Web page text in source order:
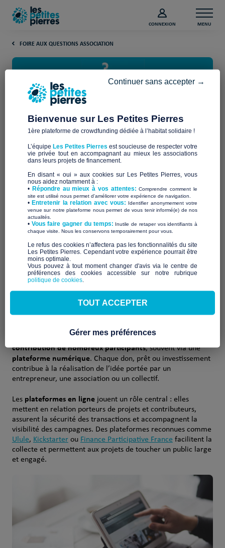
CONNEXION MENU
FOIRE AUX QUESTIONS ASSOCIATION
Comment fonctionne le
crowdfunding ?
crowdfunding, oufinancement participatif
de financement collectifqui permet à chacun de contribuer,
petit à petit, à la réalisation de projets innovants, solidaires
ou associatifs. Né dans les années 2000 avec le
développement d’internet, il a rapidement séduit porteurs de
projets et citoyens engagés en offrant une alternative aux
financements traditionnels. Aujourd’hui, le crowdfunding est
un véritablelevier d’innovation socialeet d’engagement
citoyen.
Qu’est-ce que le crowdfunding ?
Le crowdfunding consiste àfinancer un projet
contribution de nombreux participants, souvent via une
plateforme numérique. Chaque don, prêt ou investissement
contribue à la réalisation de l’idée portée par un
entrepreneur, une association ou un collectif.
Les plateformes en lignejouent un rôle central : elles
mettent en relation porteurs de projets et contributeurs,
assurent la sécurité des transactions et accompagnent la
visibilité des campagnes. Des plateformes reconnues comme
Ulule, Kickstarterou Finance Participative France facilitent la
collecte et permettent aux projets de toucher un public large
et engagé.
Bienvenue sur Les Petites Pierres
1ère plateforme de crowdfunding dédiée à l’habitat solidaire !
L’équipe Les Petites Pierres est soucieuse de respecter votre
vie privée tout en accompagnant au mieux les associations
dans leurs projets de financement.
En disant « oui » aux cookies sur Les Petites Pierres, vous
nous aidez notamment à :
• Répondre au mieux à vos attentes:Comprendre comment le
site est utilisé nous permet d'améliorer votre expérience de navigation.
•Entretenir la relation avec vous: Identifier anonymement votre
venue sur notre plateforme nous permet de vous tenir informé(e) de nos
actualités.
​• Vous faire gagner du temps: Inutile de retaper vos identifiants à
chaque visite. Nous les conservons temporairement pour vous.
​Le refus des cookies n’affectera pas les fonctionnalités du site
Les Petites Pierres. Cependant votre expérience pourrait être
moins optimale.​
Vous pouvez à tout moment changer d'avis via le centre de
préférences des cookies accessible sur notre rubrique
politique de cookies
Continuer sans accepter →
TOUT ACCEPTER
Gérer mes préférences